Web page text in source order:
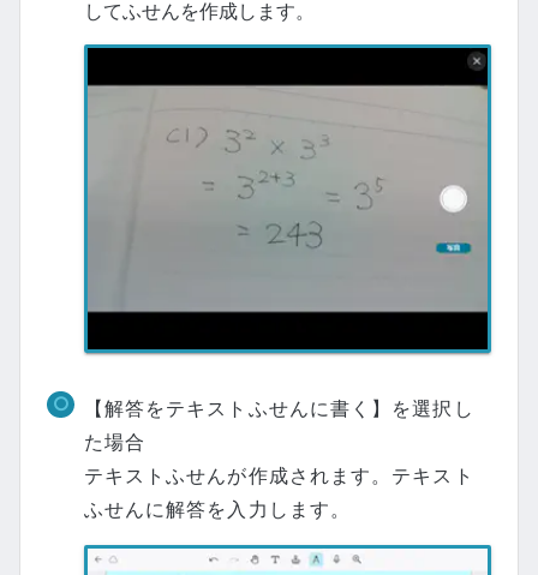
してふせんを作成します。
【解答をテキストふせんに書く】を選択し
た場合
テキストふせんが作成されます。テキスト
ふせんに解答を入力します。